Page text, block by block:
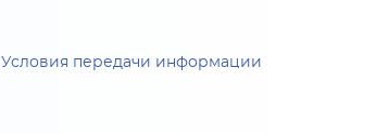
Условия передачи информации